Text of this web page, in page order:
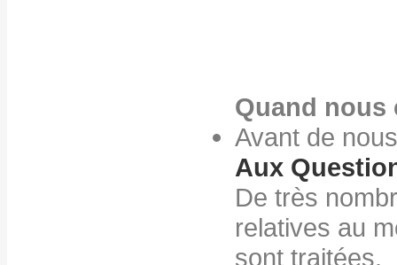
Quand nous
Avant de
Aux
De très
relatives au
sont traitées.